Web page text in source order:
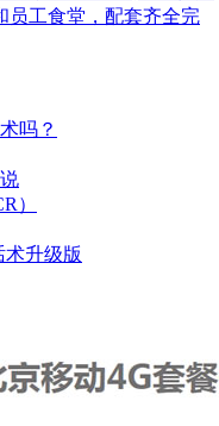
员工食堂，配套齐全完
吗？
）
术升级版